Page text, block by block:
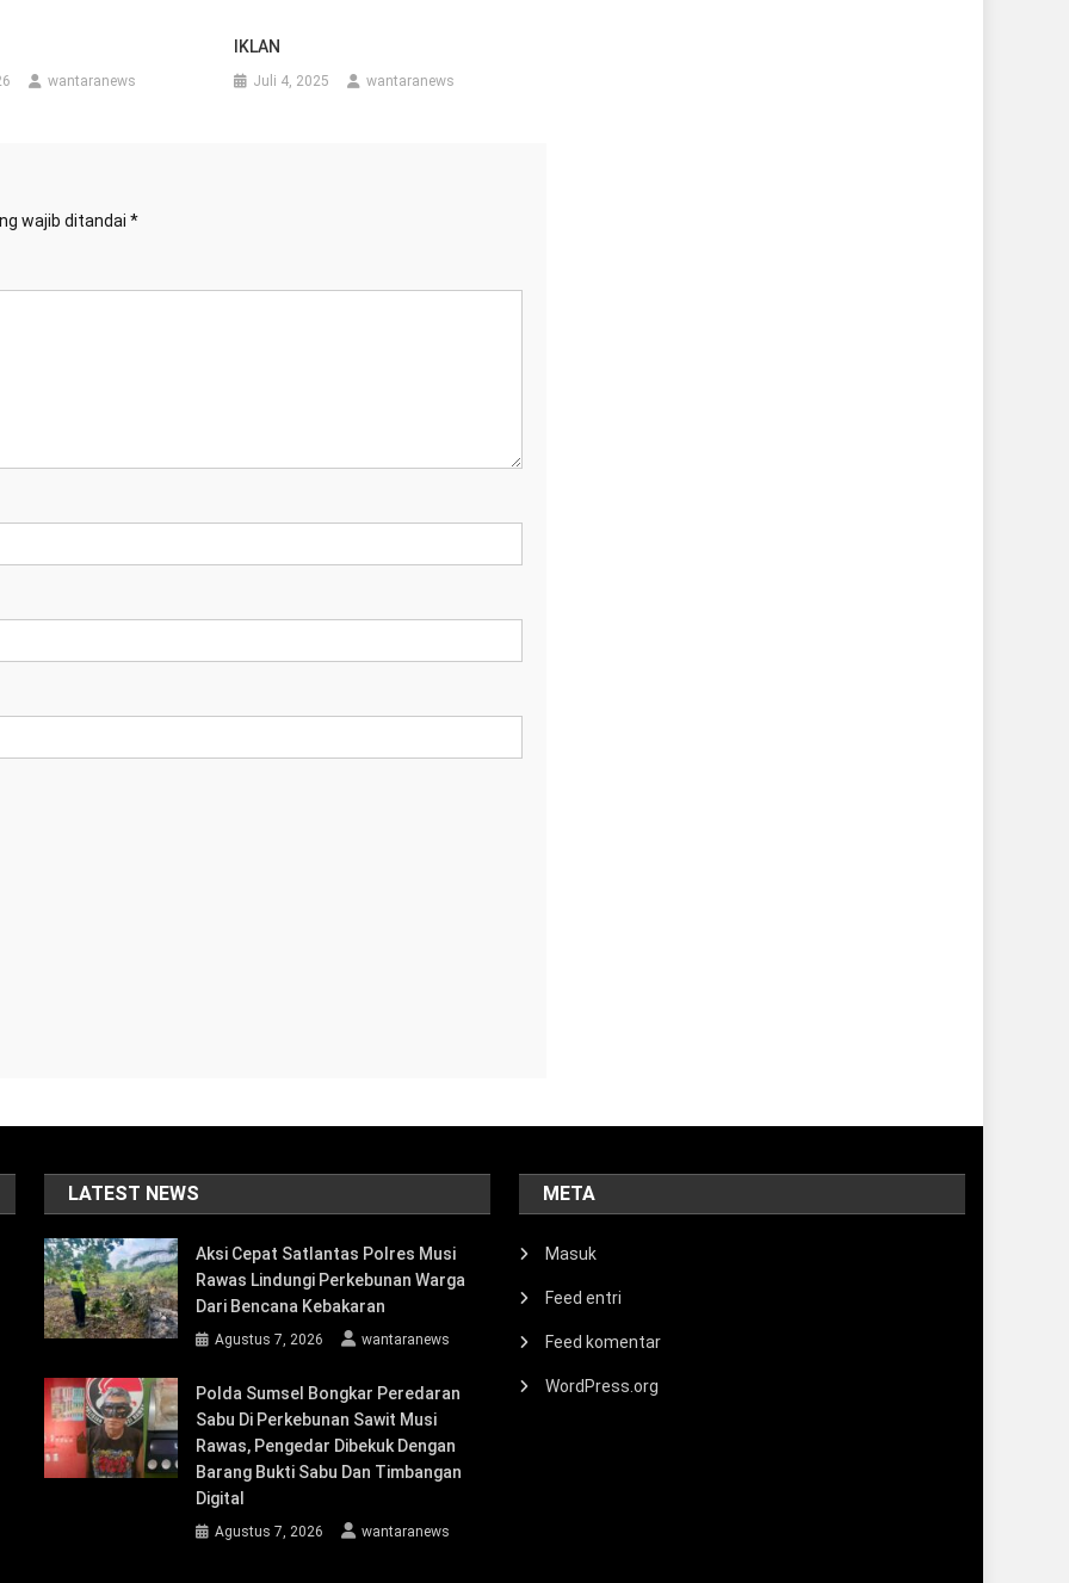
wantaranews
IKLAN
Juli 4, 2025 wantaranews
wajib ditandai *
LATEST NEWS
Aksi Cepat Satlantas Polres Musi
Rawas Lindungi Perkebunan Warga
Dari Bencana Kebakaran
Agustus 7, 2026 wantaranews
Polda Sumsel Bongkar Peredaran
Sabu Di Perkebunan Sawit Musi
Rawas, Pengedar Dibekuk Dengan
Barang Bukti Sabu Dan Timbangan
Digital
Agustus 7, 2026 wantaranews
META
Masuk
Feed entri
Feed komentar
WordPress.org